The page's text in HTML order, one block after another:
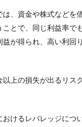
は、資金や株式などを
ことで、同じ利益率で
益が得られ、高い利回
以上の損失が出るリス
おけるレバレッジにつ